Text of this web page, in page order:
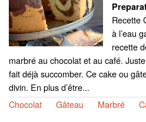
Recette
à l’eau
recette
marbré au chocolat et au café.
fait déjà succomber. Ce cake ou
divin. En plus d’être...
Chocolat
Gâteau Marbré